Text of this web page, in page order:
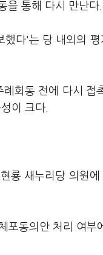
을 통해 다시 만난다.
다'는 당 내외의 평
회동 전에 다시 접
이 크다.
룡 새누리당 의원에
포동의안 처리 여부